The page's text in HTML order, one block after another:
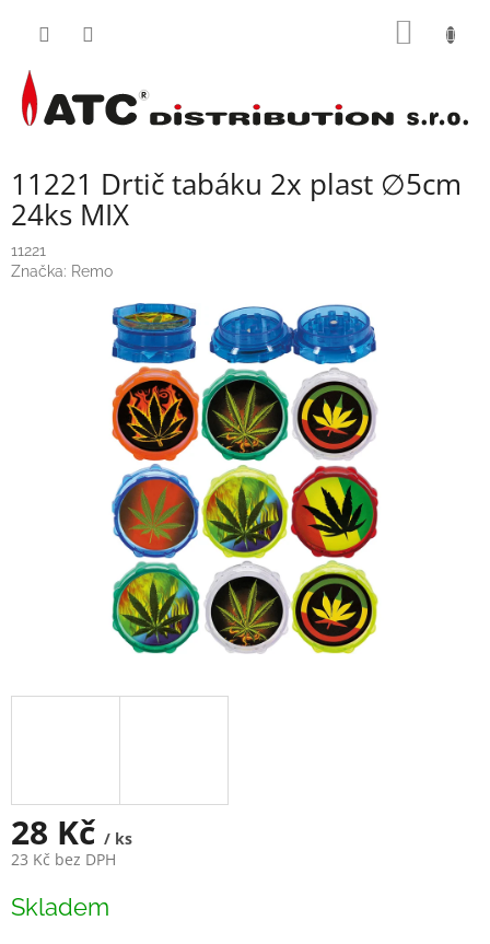
11221 Drtič tabáku 2x plast ∅5cm
24ks MIX
11221
Značka: Remo
28 Kč / ks
23 Kč bez DPH
cena:
Skladem